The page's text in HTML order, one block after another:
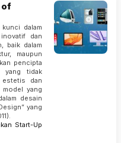
of
dalam
dan
baik dalam
maupun
pencipta
yang tidak
estetis dan
yang
desain
yang
Start-Up